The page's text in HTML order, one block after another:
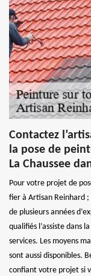
Contactez
la pose de
La Chaussee
Pour votre projet de
fier à Artisan Reinhard ;
de plusieurs années
qualifiés l’assiste dans
services. Les moyens
sont aussi disponibles.
confiant votre projet si